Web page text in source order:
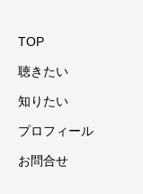
TOP
聴きたい
知りたい
プロフィール
お問合せ